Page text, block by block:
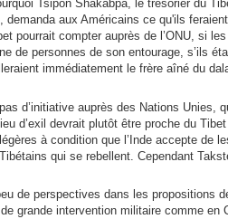
Tsipon Shakabpa, le trésorier du
aux Américains ce qu'ils
pourrait compter auprès de l’ONU, si
de personnes de son entourage, s’ils
immédiatement le frère aîné du
d’initiative auprès des Nations Unies,
d’exil devrait plutôt être proche du
à condition que l’Inde accepte de
qui se rebellent. Cependant
de perspectives dans les propositions
grande intervention militaire comme en